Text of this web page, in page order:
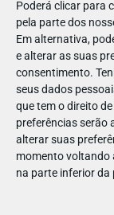
Poderá clicar para
pela parte dos
Em alternativa,
e alterar as suas
consentimento.
seus dados
que tem o direito
preferências serão
alterar suas
momento voltando
na parte inferior da